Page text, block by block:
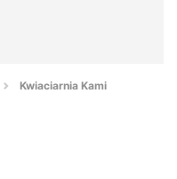
Kwiaciarnia Kami